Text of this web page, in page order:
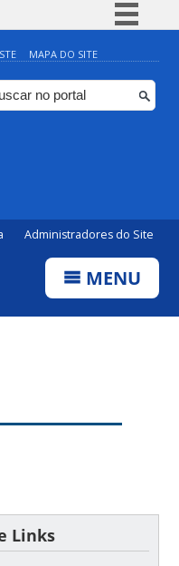
Simplifique!
Comunica BR
Participe
MAPA DO SITE
Administradores do Site
MENU
Links